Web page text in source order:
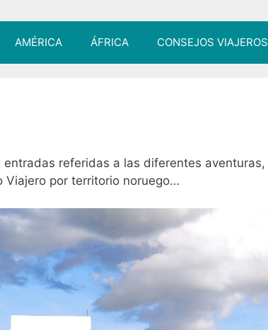
AMÉRICA ÁFRICA CONSEJOS VIAJEROS
referidas a las diferentes aventuras,
Viajero por territorio noruego…